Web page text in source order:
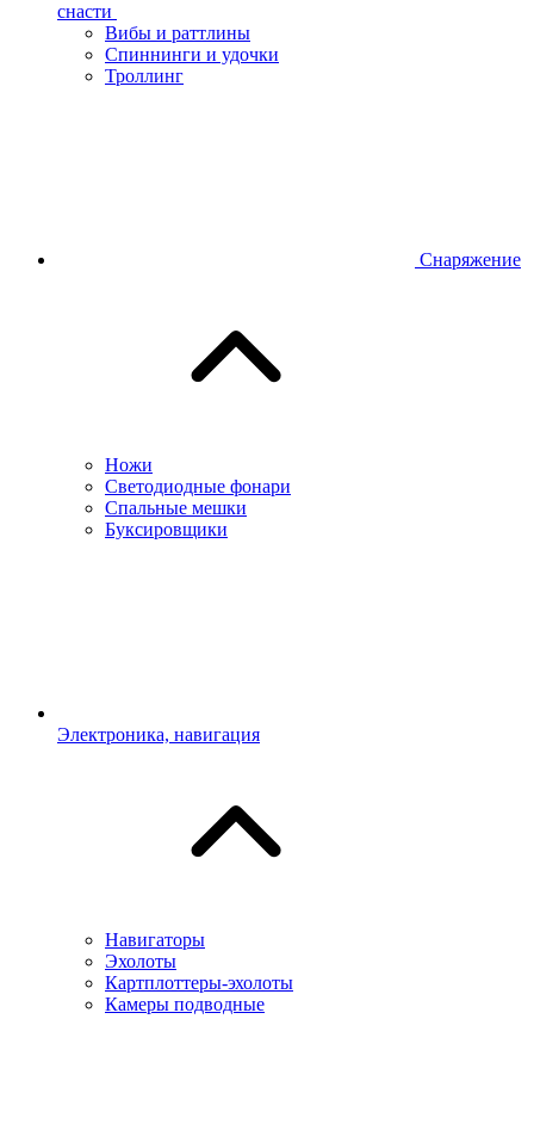
снасти
Вибы и раттлины
Спиннинги и удочки
Троллинг
Снаряжение
Ножи
Светодиодные фонари
Спальные мешки
Буксировщики
Электроника, навигация
Навигаторы
Эхолоты
Картплоттеры-эхолоты
Камеры подводные